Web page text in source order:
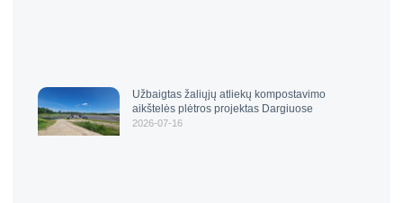
Užbaigtas žaliųjų atliekų kompostavimo
aikštelės plėtros projektas Dargiuose
2026-07-16